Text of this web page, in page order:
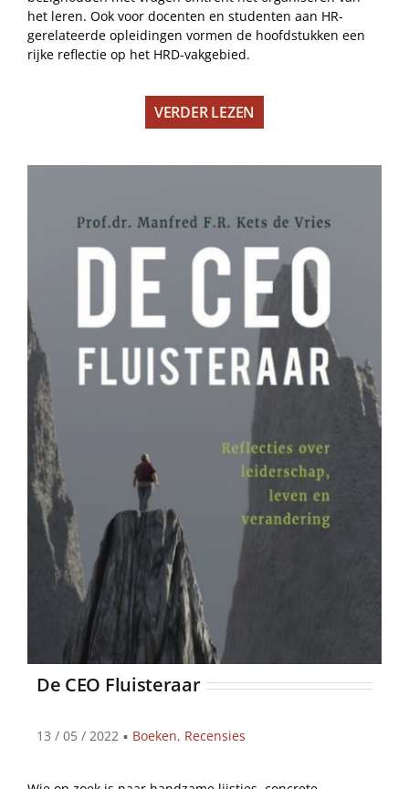
het leren. Ook voor docenten en studenten aan HR-
gerelateerde opleidingen vormen de hoofdstukken een
rijke reflectie op het HRD-vakgebied.
VERDER LEZEN
De CEO Fluisteraar
13 / 05 / 2022 ▪ Boeken, Recensies